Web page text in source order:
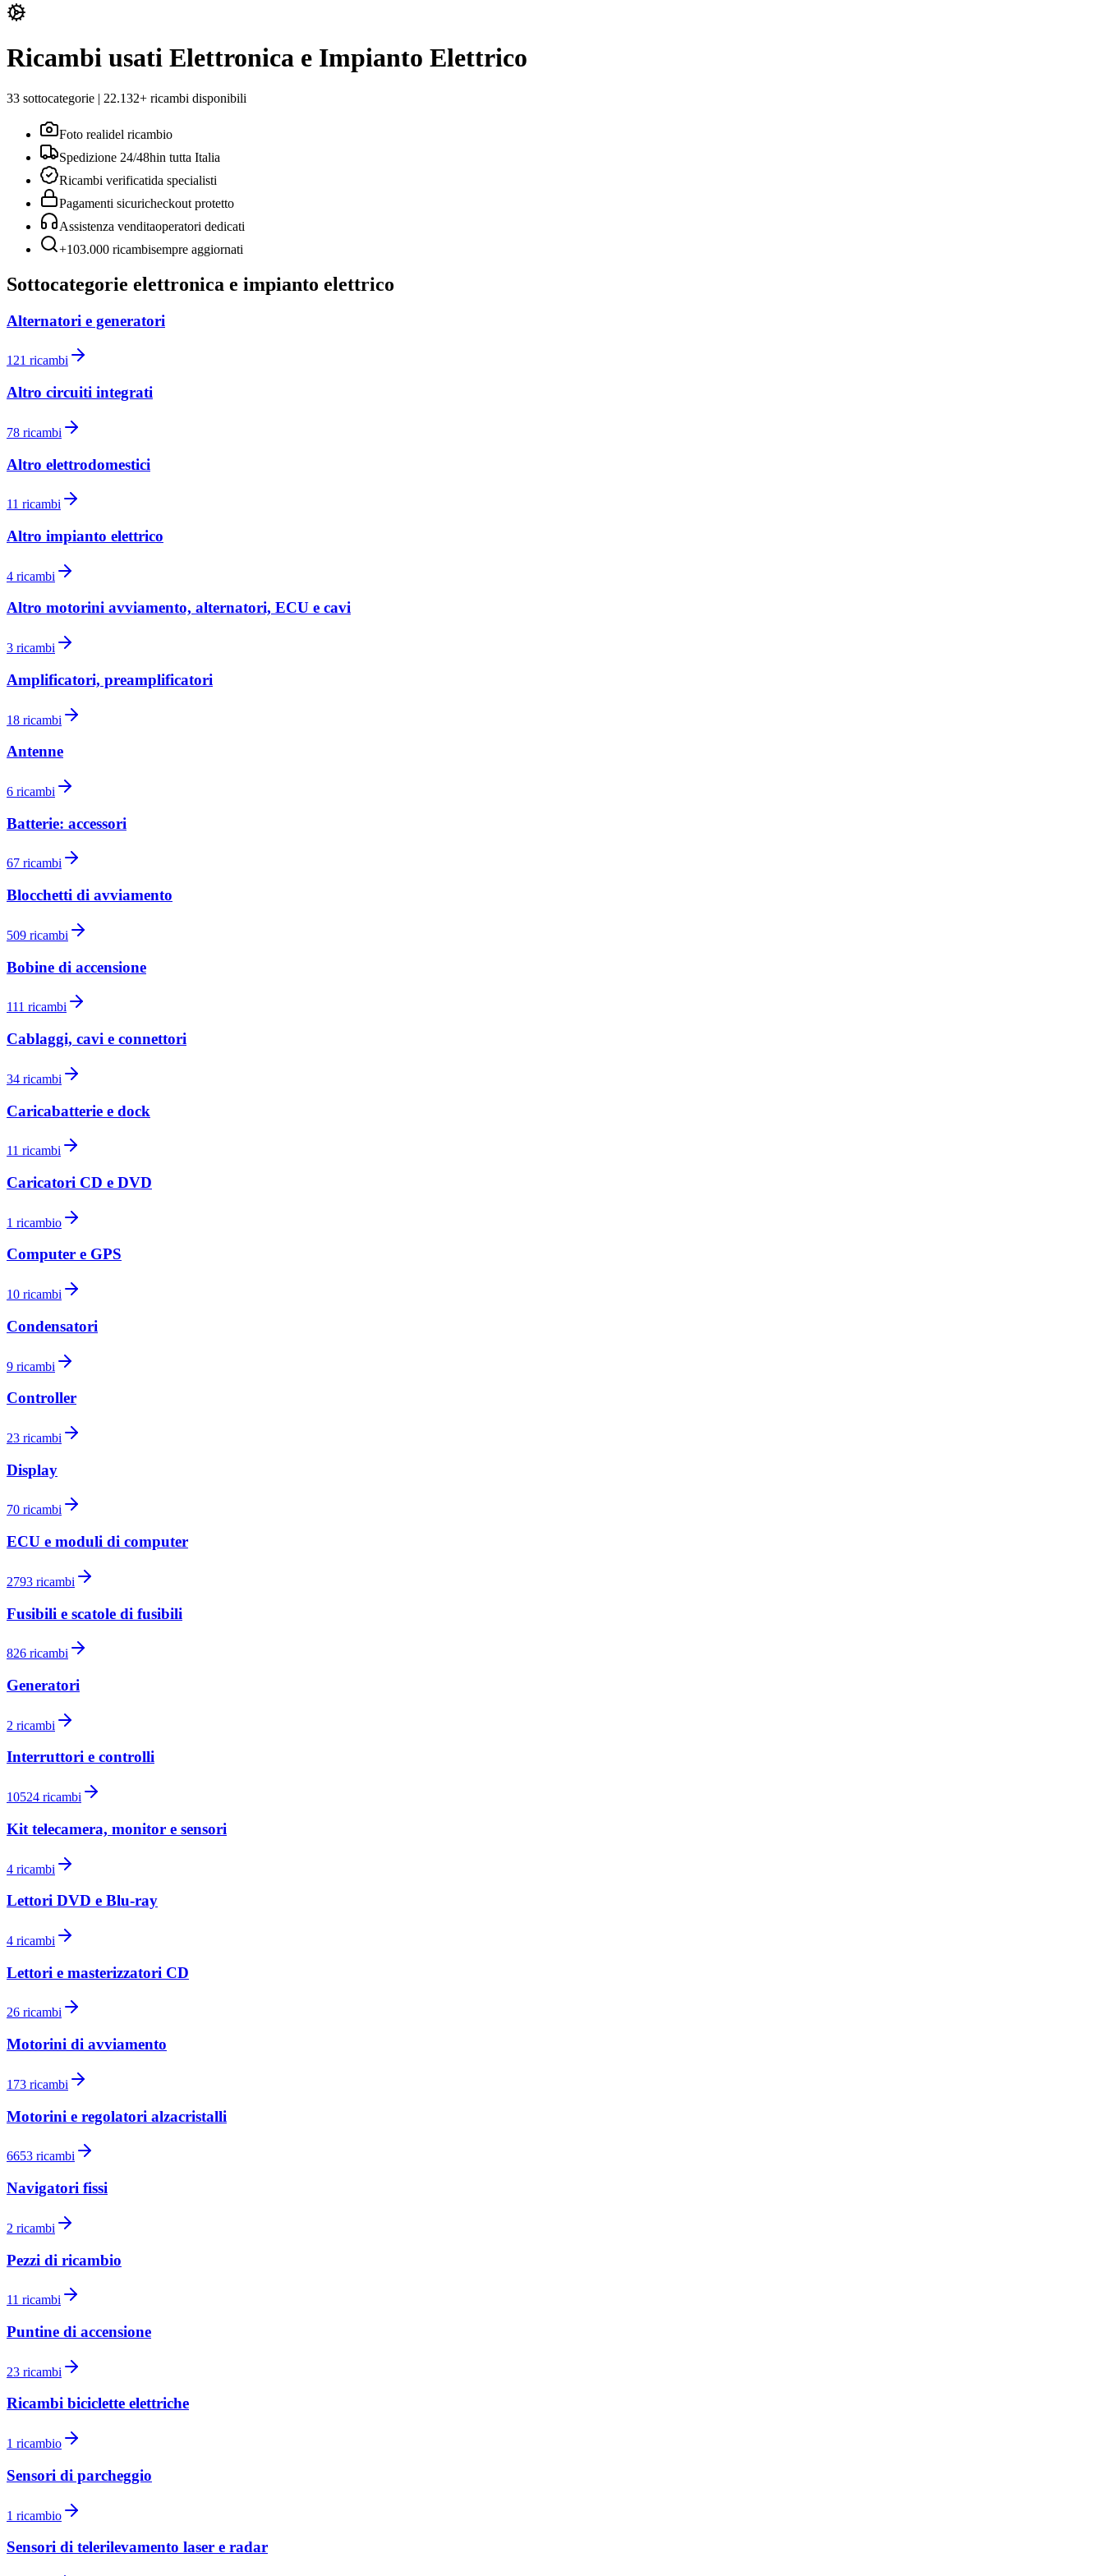
Ricambi usati Elettronica e Impianto Elettrico
33 sottocategorie | 22.132+ ricambi disponibili
Foto realidel ricambio
Spedizione 24/48hin tutta Italia
Ricambi verificatida specialisti
Pagamenti sicuricheckout protetto
Assistenza venditaoperatori dedicati
+103.000 ricambisempre aggiornati
Sottocategorie elettronica e impianto elettrico
Alternatori e generatori
121 ricambi
Altro circuiti integrati
78 ricambi
Altro elettrodomestici
11 ricambi
Altro impianto elettrico
4 ricambi
Altro motorini avviamento, alternatori, ECU e cavi
3 ricambi
Amplificatori, preamplificatori
18 ricambi
Antenne
6 ricambi
Batterie: accessori
67 ricambi
Blocchetti di avviamento
509 ricambi
Bobine di accensione
111 ricambi
Cablaggi, cavi e connettori
34 ricambi
Caricabatterie e dock
11 ricambi
Caricatori CD e DVD
1 ricambio
Computer e GPS
10 ricambi
Condensatori
9 ricambi
Controller
23 ricambi
Display
70 ricambi
ECU e moduli di computer
2793 ricambi
Fusibili e scatole di fusibili
826 ricambi
Generatori
2 ricambi
Interruttori e controlli
10524 ricambi
Kit telecamera, monitor e sensori
4 ricambi
Lettori DVD e Blu-ray
4 ricambi
Lettori e masterizzatori CD
26 ricambi
Motorini di avviamento
173 ricambi
Motorini e regolatori alzacristalli
6653 ricambi
Navigatori fissi
2 ricambi
Pezzi di ricambio
11 ricambi
Puntine di accensione
23 ricambi
Ricambi biciclette elettriche
1 ricambio
Sensori di parcheggio
1 ricambio
Sensori di telerilevamento laser e radar